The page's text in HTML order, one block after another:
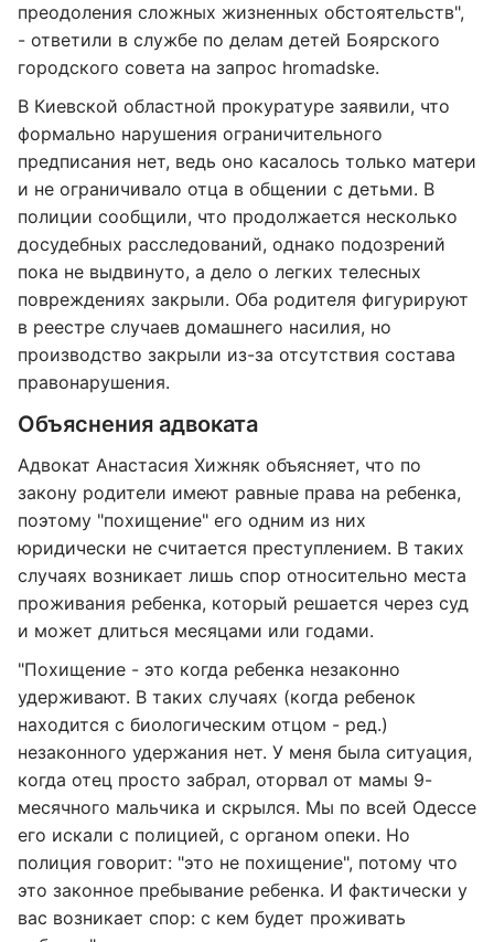
преодоления сложных жизненных обстоятельств",
- ответили в службе по делам детей Боярского
городского совета на запрос hromadske.
В Киевской областной прокуратуре заявили, что
формально нарушения ограничительного
предписания нет, ведь оно касалось только матери
и не ограничивало отца в общении с детьми. В
полиции сообщили, что продолжается несколько
досудебных расследований, однако подозрений
пока не выдвинуто, а дело о легких телесных
повреждениях закрыли. Оба родителя фигурируют
в реестре случаев домашнего насилия, но
производство закрыли из-за отсутствия состава
правонарушения.
Объяснения адвоката
Адвокат Анастасия Хижняк объясняет, что по
закону родители имеют равные права на ребенка,
поэтому "похищение" его одним из них
юридически не считается преступлением. В таких
случаях возникает лишь спор относительно места
проживания ребенка, который решается через суд
и может длиться месяцами или годами.
"Похищение - это когда ребенка незаконно
удерживают. В таких случаях (когда ребенок
находится с биологическим отцом - ред.)
незаконного удержания нет. У меня была ситуация,
когда отец просто забрал, оторвал от мамы 9-
месячного мальчика и скрылся. Мы по всей Одессе
его искали с полицией, с органом опеки. Но
полиция говорит: "это не похищение", потому что
это законное пребывание ребенка. И фактически у
вас возникает спор: с кем будет проживать